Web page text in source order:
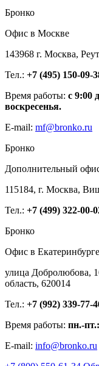
Бронко
Офис в Москве
143968 г. Москва,
Тел.: +7 (495) 150-09-
Время работы: с 9:00
воскресенья.
E-mail: mf@bronko.ru
Бронко
Дополнительный
115184, г. Москва,
Тел.: +7 (499) 322-00-
Бронко
Офис в Екатеринбурге
улица Добролюбова,
область, 620014
Тел.: +7 (992) 339-77-
Время работы: пн.-
E-mail: info@bronko.ru